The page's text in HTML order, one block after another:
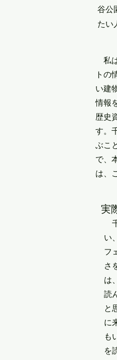
谷公
たい
実
い
フ
さ
は
読
と
に
も
を
私
トの
い建
情報
歴史
す。
ぶこ
で、
は、